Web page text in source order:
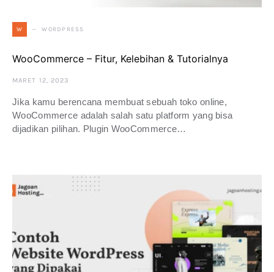
W WORDPRESS
WooCommerce – Fitur, Kelebihan & Tutorialnya
MARET 12, 2023
Jika kamu berencana membuat sebuah toko online,
WooCommerce adalah salah satu platform yang bisa
dijadikan pilihan. Plugin WooCommerce…